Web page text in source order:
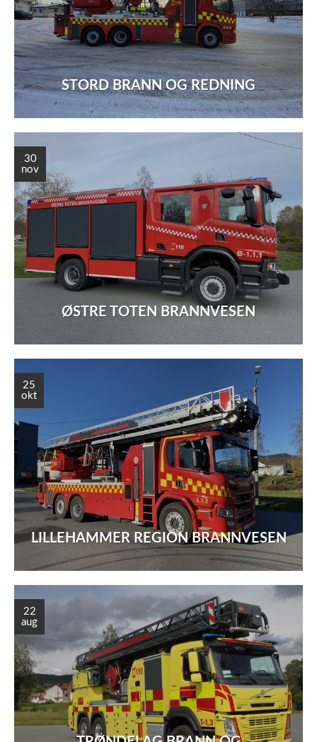
STORD BRANN OG REDNING
ØSTRE TOTEN BRANNVESEN
30
nov
LILLEHAMMER REGION BRANNVESEN
25
okt
22
aug